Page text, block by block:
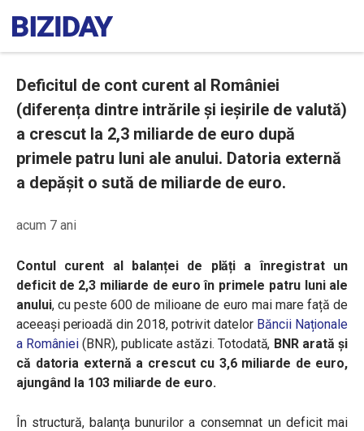
Deficitul de cont curent al României
(diferența dintre intrările și ieșirile de valută)
a crescut la 2,3 miliarde de euro după
primele patru luni ale anului. Datoria externă
a depășit o sută de miliarde de euro.
acum 7 ani
Contul curent al balanței de plăți a înregistrat un
deficit de 2,3 miliarde de euro în primele patru luni ale
anului, cu peste 600 de milioane de euro mai mare față de
aceeași perioadă din 2018, potrivit datelor Băncii Naționale
a României(BNR), publicate astăzi. Totodată, BNR arată și
că datoria externă a crescut cu 3,6 miliarde de euro,
ajungând la 103 miliarde de euro.
În structură, balanţa bunurilor a consemnat un deficit mai